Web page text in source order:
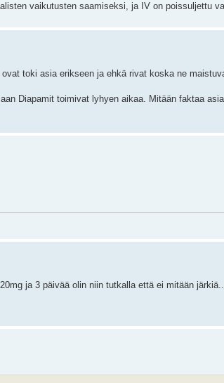
vaikutusten saamiseksi, ja IV on poissuljettu
toki asia erikseen ja ehkä rivat koska ne
Diapamit toimivat lyhyen aikaa. Mitään faktaa
ja 3 päivää olin niin tutkalla että ei mitään